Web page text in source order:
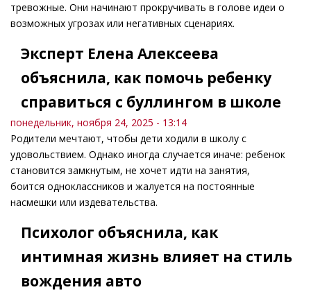
тревожные. Они начинают прокручивать в голове идеи о
возможных угрозах или негативных сценариях.
Эксперт Елена Алексеева
объяснила, как помочь ребенку
справиться с буллингом в школе
понедельник, ноября 24, 2025 - 13:14
Родители мечтают, чтобы дети ходили в школу с
удовольствием. Однако иногда случается иначе: ребенок
становится замкнутым, не хочет идти на занятия,
боится одноклассников и жалуется на постоянные
насмешки или издевательства.
Психолог объяснила, как
интимная жизнь влияет на стиль
вождения авто